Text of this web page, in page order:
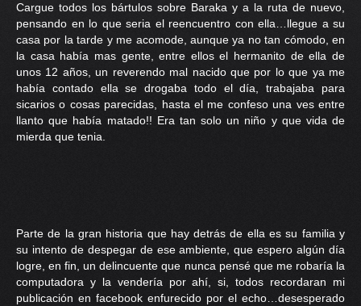
PRENSA
CONTACTO
Cargue todos los bártulos sobre Baraka y a la ruta de nuevo,
pensando en lo que seria el reencuentro con ella…llegue a su
casa por la tarde y me acomode, aunque ya no tan cómodo, en
la casa había mas gente, entre ellos el hermanito de ella de
unos 12 años, un reverendo mal nacido que por lo que ya me
había contado ella se drogaba todo el día, trabajaba para
sicarios o cosas parecidas, hasta el me confeso una ves entre
llanto que había matado!! Era tan solo un niño y que vida de
mierda que tenia.
Parte de la gran historia que hay detrás de ella es su familia y
su intento de despegar de ese ambiente, que espero algún día
logre, en fin, un delincuente que nunca pensé que me robaría la
computadora y la vendería por ahí, si, todos recordaran mi
publicación en facebook enfurecido por el echo…desesperado